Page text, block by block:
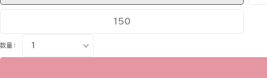
150
数量：